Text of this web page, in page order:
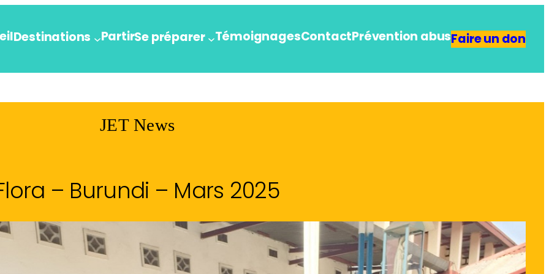
Destinations PartirSe préparer TémoignagesContactPrévention abusFaire un don
JET News
– Burundi – Mars 2025